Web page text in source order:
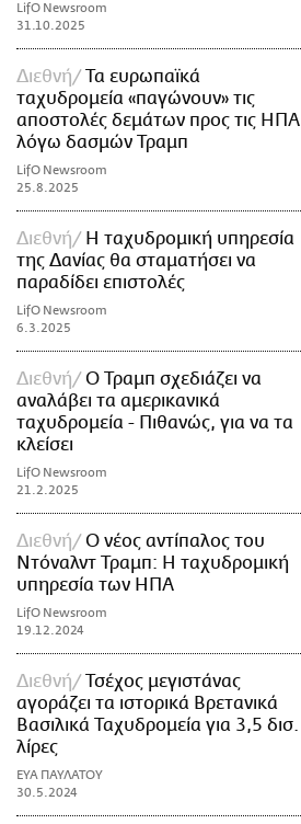
LifO Newsroom
31.10.2025
Διεθνή
Τα ευρωπαϊκά
ταχυδρομεία «παγώνουν» τις
αποστολές δεμάτων προς τις ΗΠΑ
λόγω δασμών Τραμπ
LifO Newsroom
25.8.2025
Διεθνή
Η ταχυδρομική υπηρεσία
της Δανίας θα σταματήσει να
παραδίδει επιστολές
LifO Newsroom
6.3.2025
Διεθνή
Ο Τραμπ σχεδιάζει να
αναλάβει τα αμερικανικά
ταχυδρομεία - Πιθανώς, για να τα
κλείσει
LifO Newsroom
21.2.2025
Διεθνή
Ο νέος αντίπαλος του
Ντόναλντ Τραμπ: Η ταχυδρομική
υπηρεσία των ΗΠΑ
LifO Newsroom
19.12.2024
Διεθνή
Τσέχος μεγιστάνας
αγοράζει τα ιστορικά Βρετανικά
Βασιλικά Ταχυδρομεία για 3,5 δισ.
λίρες
ΕΥΑ ΠΑΥΛΑΤΟΥ
30.5.2024